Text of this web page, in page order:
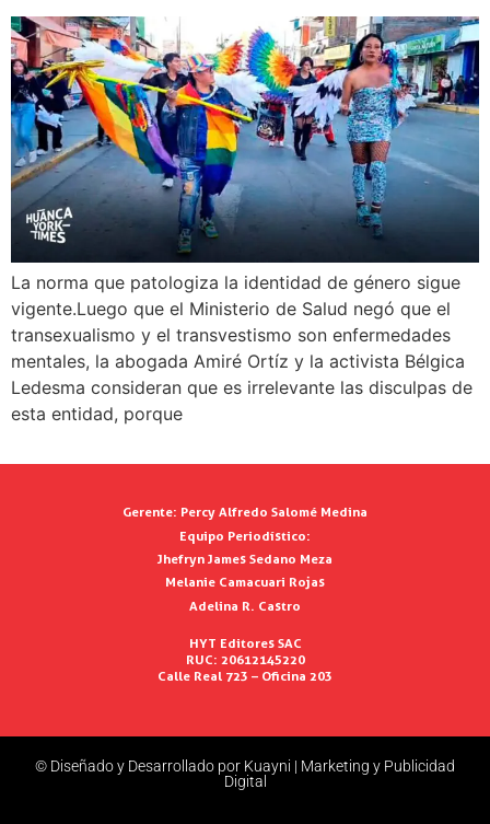
La norma que patologiza la identidad de género sigue
vigente.Luego que el Ministerio de Salud negó que el
transexualismo y el transvestismo son enfermedades
mentales, la abogada Amiré Ortíz y la activista Bélgica
Ledesma consideran que es irrelevante las disculpas de
esta entidad, porque
Gerente: Percy Alfredo Salomé Medina
Equipo Periodístico:
Jhefryn James Sedano Meza
Melanie Camacuari Rojas
Adelina R. Castro
HYT Editores SAC
RUC: 20612145220
Calle Real 723 – Oficina 203
© Diseñado y Desarrollado por Kuayni | Marketing y Publicidad
Digital